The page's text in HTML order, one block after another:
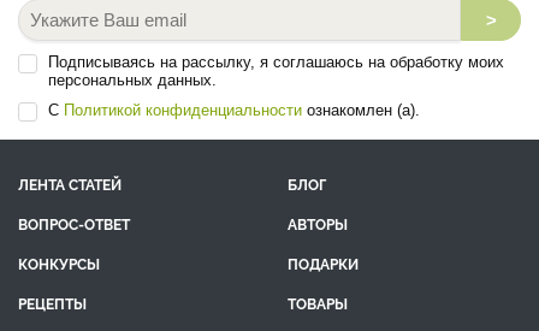
>
Подписываясь на рассылку, я соглашаюсь на обработку моих
персональных данных.
С Политикой конфиденциальности ознакомлен (а).
ЛЕНТА СТАТЕЙ
БЛОГ
ВОПРОС-ОТВЕТ
АВТОРЫ
КОНКУРСЫ
ПОДАРКИ
РЕЦЕПТЫ
ТОВАРЫ